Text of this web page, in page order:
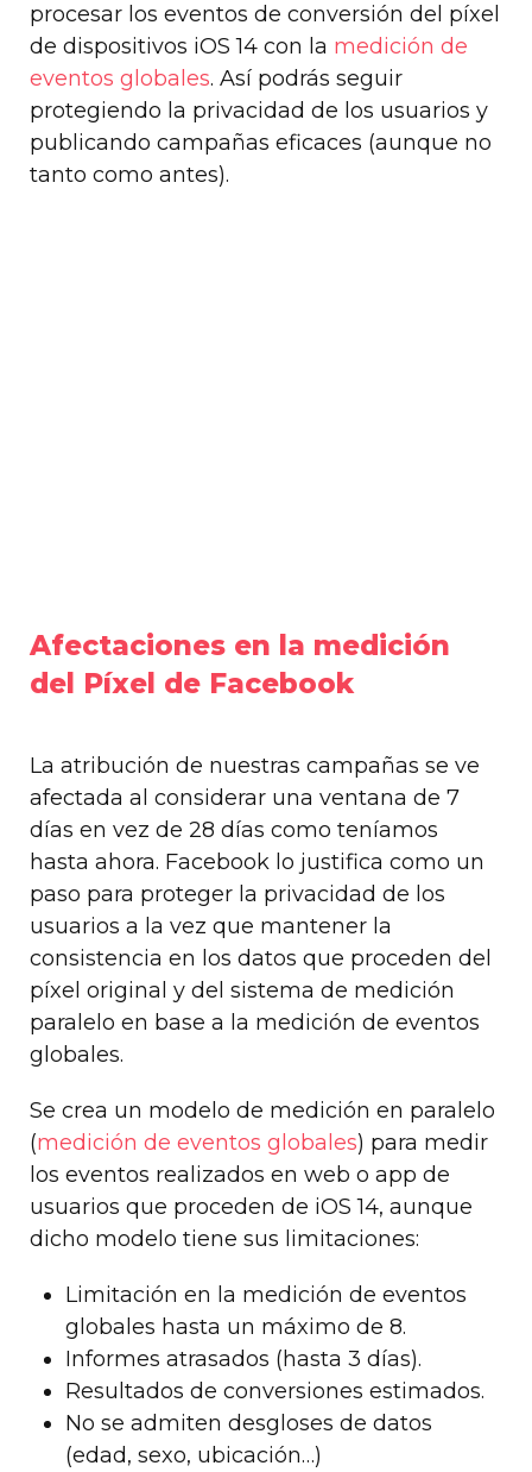
procesar los eventos de conversión del píxel
de dispositivos iOS 14 con la medición de
eventos globales. Así podrás seguir
protegiendo la privacidad de los usuarios y
publicando campañas eficaces (aunque no
tanto como antes).
Afectaciones en la medición
del Píxel de Facebook
La atribución de nuestras campañas se ve
afectada al considerar una ventana de 7
días en vez de 28 días como teníamos
hasta ahora. Facebook lo justifica como un
paso para proteger la privacidad de los
usuarios a la vez que mantener la
consistencia en los datos que proceden del
píxel original y del sistema de medición
paralelo en base a la medición de eventos
globales.
Se crea un modelo de medición en paralelo
(medición de eventos globales) para medir
los eventos realizados en web o app de
usuarios que proceden de iOS 14, aunque
dicho modelo tiene sus limitaciones:
Limitación en la medición de eventos
globales hasta un máximo de 8.
Informes atrasados (hasta 3 días).
Resultados de conversiones estimados.
No se admiten desgloses de datos
(edad, sexo, ubicación…)